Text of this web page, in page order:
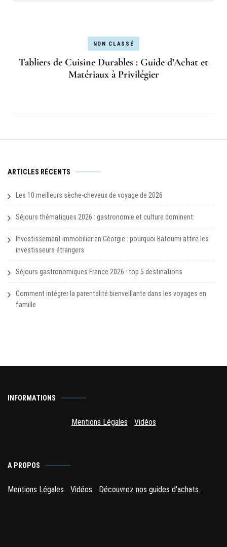
NON CLASSÉ
Tabliers de Cuisine Durables : Guide d’Achat et
Matériaux à Privilégier
ARTICLES RÉCENTS
Les 10 meilleurs sèche-cheveux de voyage de 2026
Séjours thématiques 2026 : gastronomie et culture dominent
Investissement immobilier en Géorgie : pourquoi Batoumi attire les
investisseurs étrangers
Séjours gastronomiques France 2026 : top 5 destinations
Comment intégrer la parentalité bienveillante dans les voyages en
famille
INFORMATIONS
Mentions Légales Vidéos
A PROPOS
Mentions Légales Vidéos Découvrez nos guides d'achats.